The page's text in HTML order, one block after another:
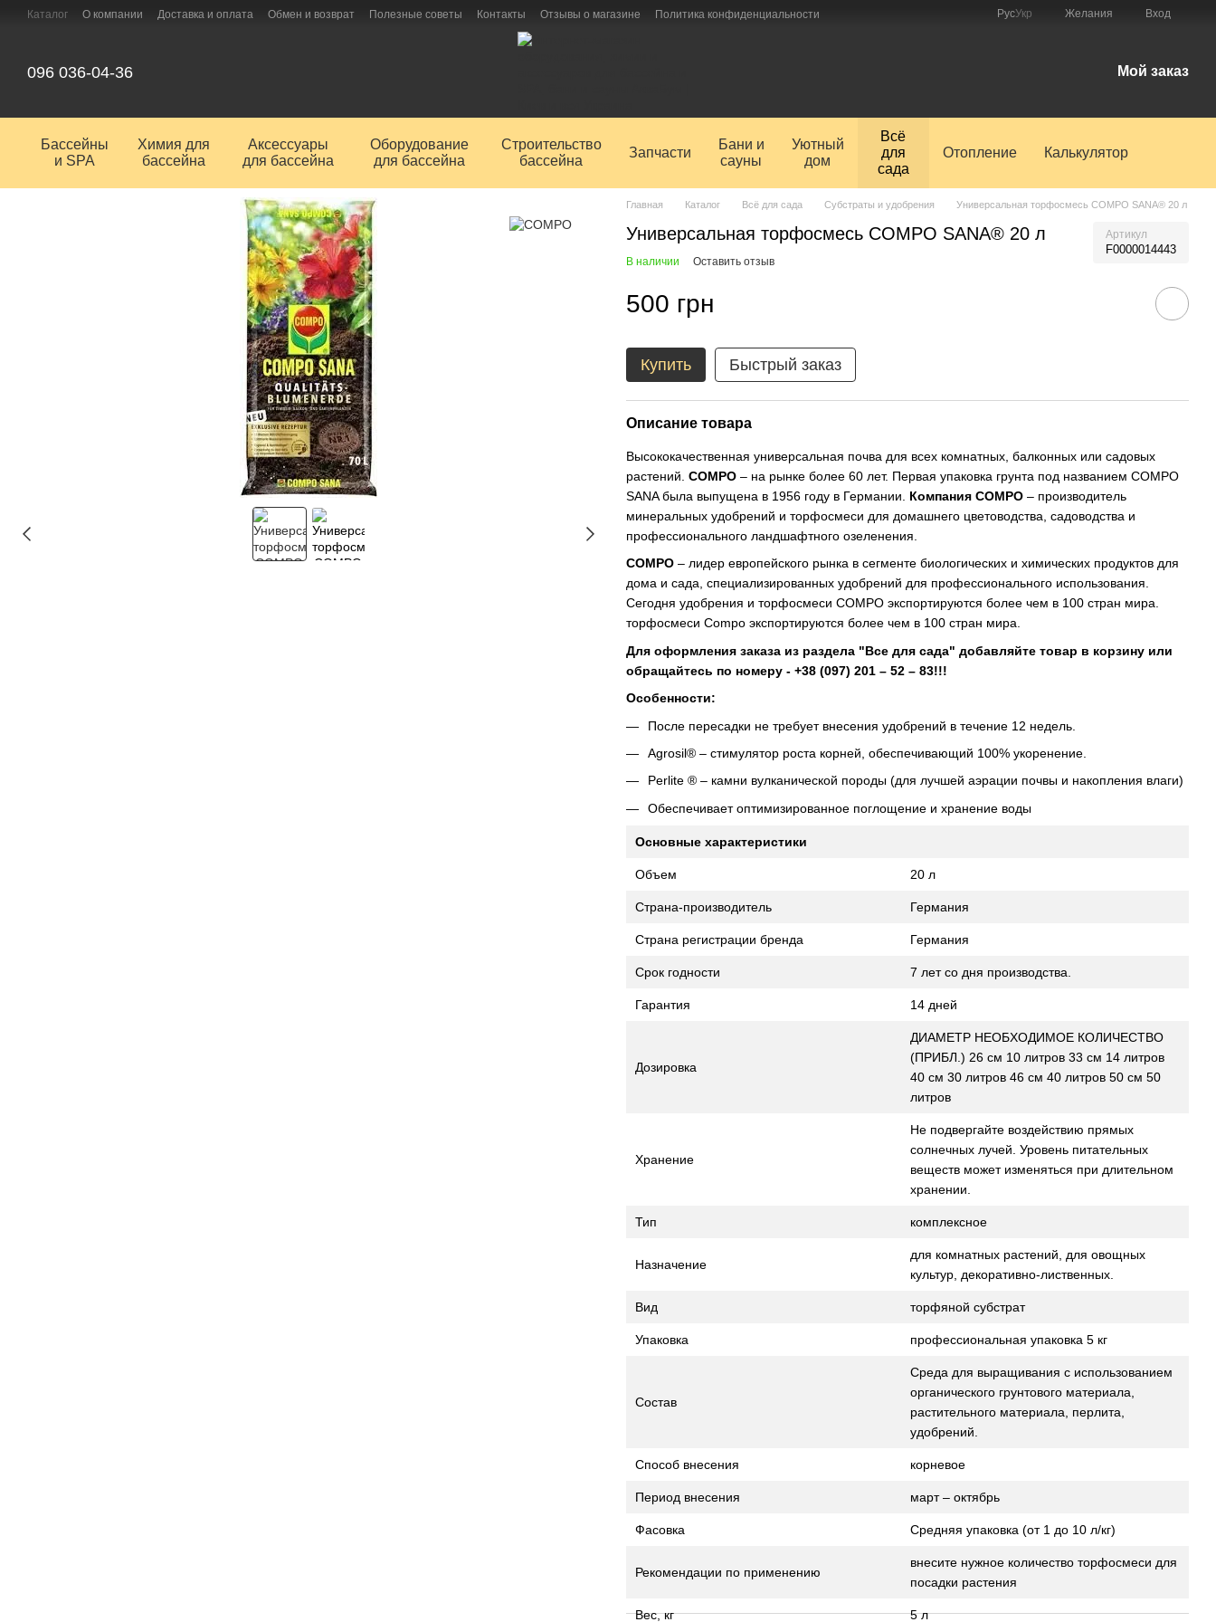
Перейти к основному контенту
Каталог О компании Доставка и оплата Обмен и возврат Полезные советы Контакты Отзывы о магазине Политика конфиденциальности РусУкр Желания Вход
096 036-04-36 Мой заказ
Бассейны
и SPA
Химия для
бассейна
Аксессуары
для бассейна
Оборудование
для бассейна
Строительство
бассейна
Запчасти
Бани и
сауны
Уютный
дом
Всё
для
сада
Отопление Калькулятор
Главная Каталог Всё для сада Субстраты и удобрения Универсальная торфосмесь COMPO SANA® 20 л
Универсальная торфосмесь COMPO SANA® 20 л Артикул
F0000014443
В наличии Оставить отзыв
500 грн
Купить Быстрый заказ
Описание товара
Высококачественная универсальная почва для всех комнатных, балконных или садовых
растений. COMPO – на рынке более 60 лет. Первая упаковка грунта под названием COMPO
SANA была выпущена в 1956 году в Германии. Компания COMPO – производитель
минеральных удобрений и торфосмеси для домашнего цветоводства, садоводства и
профессионального ландшафтного озеленения.
COMPO – лидер европейского рынка в сегменте биологических и химических продуктов для
дома и сада, специализированных удобрений для профессионального использования.
Сегодня удобрения и торфосмеси COMPO экспортируются более чем в 100 стран мира.
торфосмеси Сompo экспортируются более чем в 100 стран мира.
Для оформления заказа из раздела "Все для сада" добавляйте товар в корзину или
обращайтесь по номеру - +38 (097) 201 – 52 – 83!!!
Особенности:
После пересадки не требует внесения удобрений в течение 12 недель.
Agrosil® – стимулятор роста корней, обеспечивающий 100% укоренение.
Perlite ® – камни вулканической породы (для лучшей аэрации почвы и накопления влаги)
Обеспечивает оптимизированное поглощение и хранение воды
Основные характеристики
Объем 20 л
Страна-производитель Германия
Страна регистрации бренда Германия
Срок годности 7 лет со дня производства.
Гарантия 14 дней
Дозировка
ДИАМЕТР НЕОБХОДИМОЕ КОЛИЧЕСТВО
(ПРИБЛ.) 26 см 10 литров 33 см 14 литров
40 см 30 литров 46 см 40 литров 50 см 50
литров
Хранение
Не подвергайте воздействию прямых
солнечных лучей. Уровень питательных
веществ может изменяться при длительном
хранении.
Тип комплексное
Назначение
для комнатных растений, для овощных
культур, декоративно-лиственных.
Вид торфяной субстрат
Упаковка профессиональная упаковка 5 кг
Состав
Среда для выращивания с использованием
органического грунтового материала,
растительного материала, перлита,
удобрений.
Способ внесения корневое
Период внесения март – октябрь
Фасовка Средняя упаковка (от 1 до 10 л/кг)
Рекомендации по применению
внесите нужное количество торфосмеси для
посадки растения
Вес, кг 5 л